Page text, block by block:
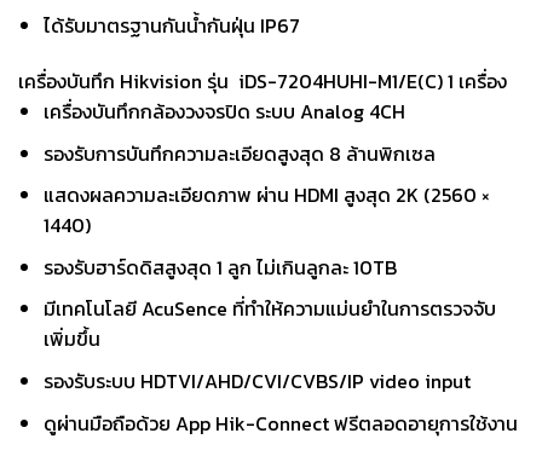
ได้รับมาตรฐานกันน้ำกันฝุ่น IP67
เครื่องบันทึก Hikvision รุ่น iDS-7204HUHI-M1/E(C) 1 เครื่อง
เครื่องบันทึกกล้องวงจรปิด ระบบ Analog 4CH
รองรับการบันทึกความละเอียดสูงสุด 8 ล้านพิกเซล
แสดงผลความละเอียดภาพ ผ่าน HDMI สูงสุด 2K (2560 ×
1440)
รองรับฮาร์ดดิสสูงสุด 1 ลูก ไม่เกินลูกละ 10TB
มีเทคโนโลยี AcuSence ที่ทำให้ความแม่นยำในการตรวจจับ
เพิ่มขึ้น
รองรับระบบ HDTVI/AHD/CVI/CVBS/IP video input
ดูผ่านมือถือด้วย App Hik-Connect ฟรีตลอดอายุการใช้งาน